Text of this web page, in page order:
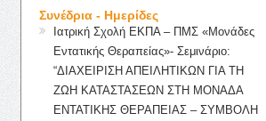
Συνέδρια - Ημερίδες
Ιατρική Σχολή ΕΚΠΑ – ΠΜΣ «Μονάδες
Εντατικής Θεραπείας»- Σεμινάριο:
“ΔΙΑΧΕΙΡΙΣΗ ΑΠΕΙΛΗΤΙΚΩΝ ΓΙΑ ΤΗ
ΖΩΗ ΚΑΤΑΣΤΑΣΕΩΝ ΣΤΗ ΜΟΝΑΔΑ
ΕΝΤΑΤΙΚΗΣ ΘΕΡΑΠΕΙΑΣ – ΣΥΜΒΟΛΗ